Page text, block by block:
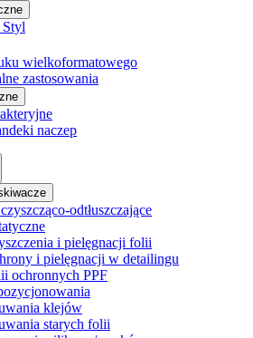
wielkoformatowego
zastosowania
naczep
odtłuszczające
i pielęgnacji folii
i pielęgnacji w detailingu
ochronnych PPF
klejów
starych folii